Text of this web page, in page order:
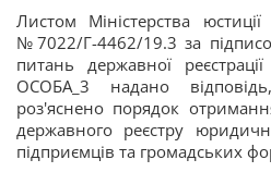
Листом Міністерства
№7022/Г-4462/19.3 за
питань державної
ОСОБА_3 надано
роз'яснено порядок
державного реєстру
підприємців та громадських